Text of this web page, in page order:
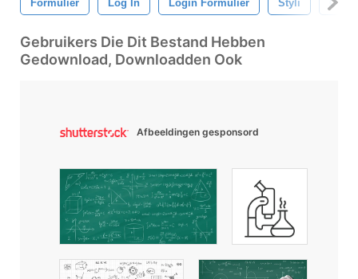
Formulier Log In Login Formulier Styli
Gebruikers Die Dit Bestand Hebben
Gedownload, Downloadden Ook
Afbeeldingen gesponsord